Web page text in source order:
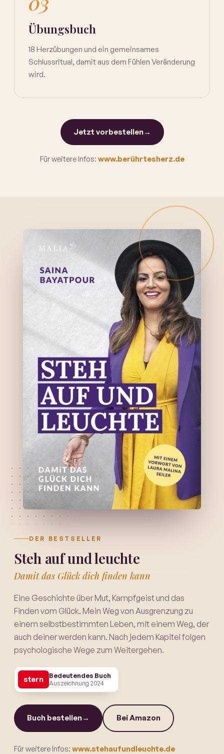
Übungsbuch
18 Herzübungen und ein gemeinsames
Schlussritual, damit aus dem Fühlen Veränderung
wird.
Jetzt vorbestellen→
Für weitere Infos: www.berührtesherz.de
DER BESTSELLER
Steh auf und leuchte
Damit das Glück dich finden kann
Eine Geschichte über Mut, Kampfgeist und das
Finden vom Glück. Mein Weg von Ausgrenzung zu
einem selbstbestimmten Leben, mit einem Weg, der
auch deiner werden kann. Nach jedem Kapitel folgen
psychologische Wege zum Weitergehen.
stern
Bedeutendes Buch
Auszeichnung 2024
Buch bestellen→ Bei Amazon
Für weitere Infos: www.stehaufundleuchte.de